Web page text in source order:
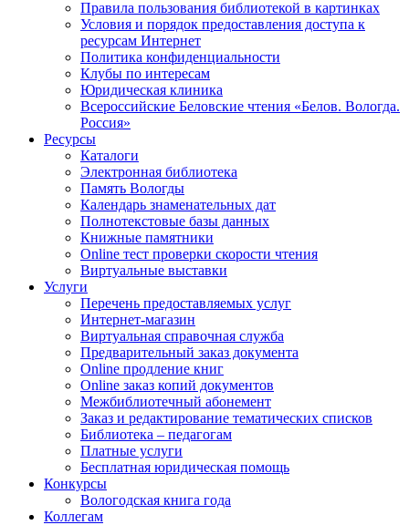
Правила пользования библиотекой в картинках
Условия и порядок предоставления доступа к
ресурсам Интернет
Политика конфиденциальности
Клубы по интересам
Юридическая клиника
Всероссийские Беловские чтения «Белов. Вологда.
Россия»
Ресурсы
Каталоги
Электронная библиотека
Память Вологды
Календарь знаменательных дат
Полнотекстовые базы данных
Книжные памятники
Online тест проверки скорости чтения
Виртуальные выставки
Услуги
Перечень предоставляемых услуг
Интернет-магазин
Виртуальная справочная служба
Предварительный заказ документа
Online продление книг
Online заказ копий документов
Межбиблиотечный абонемент
Заказ и редактирование тематических списков
Библиотека – педагогам
Платные услуги
Бесплатная юридическая помощь
Конкурсы
Вологодская книга года
Коллегам